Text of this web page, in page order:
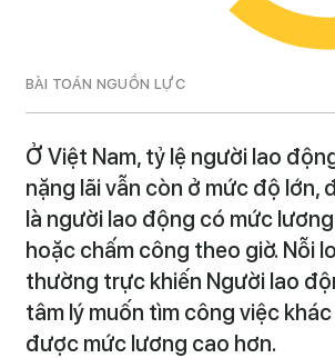
BÀI TOÁN NGUỒN LỰC
Ở Việt Nam, tỷ lệ người lao
nặng lãi vẫn còn ở mức độ lớn,
là người lao động có mức
hoặc chấm công theo giờ. Nỗi
thường trực khiến Người lao
tâm lý muốn tìm công việc
được mức lương cao hơn.